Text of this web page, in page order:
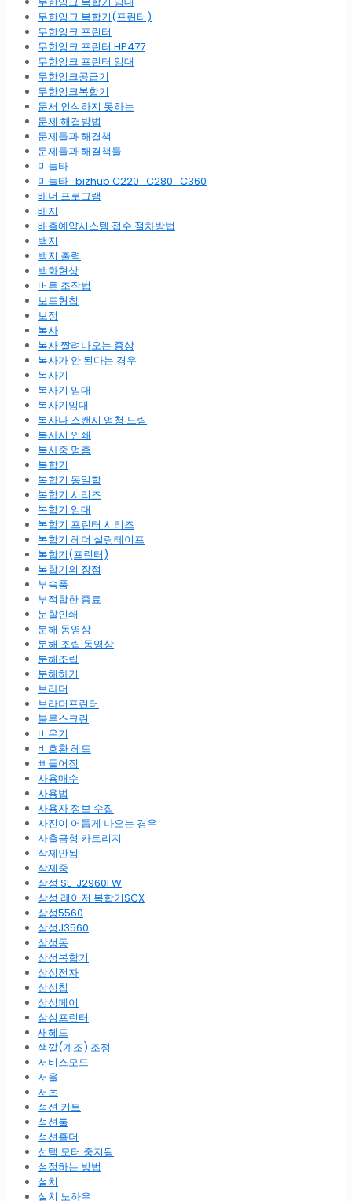
무한잉크 복합기(프린터)
무한잉크 프린터
무한잉크 프린터 HP477
무한잉크 프린터 임대
무한잉크공급기
무한잉크복합기
문서 인식하지 못하는
문제 해결방법
문제들과 해결책
문제들과 해결책들
미놀타
미놀타_bizhub C220_C280_C360
배너 프로그램
배지
배출예약시스템 접수 절차방법
백지
백지 출력
백화현상
버튼 조작법
보드형칩
보정
복사
복사 짤려나오는 증상
복사가 안 된다는 경우
복사기
복사기 임대
복사기임대
복사나 스캔시 엄청 느림
복사시 인쇄
복사중 멈춤
복합기
복합기 동일함
복합기 시리즈
복합기 임대
복합기 프린터 시리즈
복합기 헤더 실링테이프
복합기(프린터)
복합기의 장점
부속품
부적합한 종료
분할인쇄
분해 동영상
분해 조립 동영상
분해조립
분해하기
브라더
브라더프린터
블루스크린
비우기
비호환 헤드
삐둘어짐
사용매수
사용법
사용자 정보 수집
사진이 어둡게 나오는 경우
사출금형 카트리지
삭제안됨
삭제중
삼성 SL-J2960FW
삼성 레이저 복합기SCX
삼성5560
삼성J3560
삼성동
삼성복합기
삼성전자
삼성칩
삼성페이
삼성프린터
새헤드
색깔(계조) 조정
서비스모드
서울
서초
석션 키트
석션툴
석션홀더
선택 모터 중지됨
설정하는 방법
설치
설치 노하우